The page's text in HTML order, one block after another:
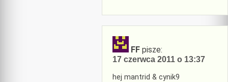
FF pisze:
17 czerwca 2011 o 13:37
hej mantrid & cynik9